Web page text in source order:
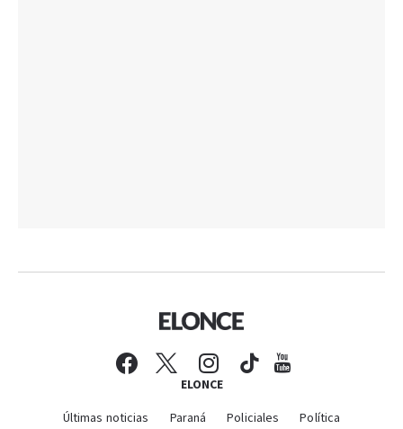
ELONCE
Últimas noticias Paraná Policiales Política